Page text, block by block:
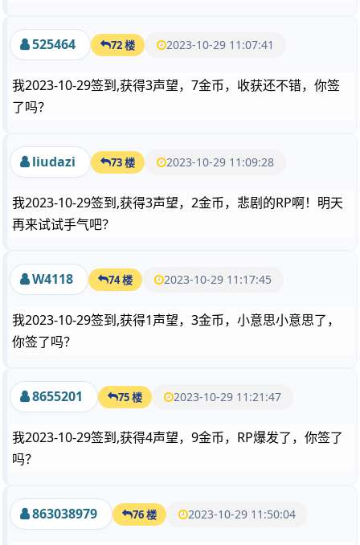
525464 72 楼 2023-10-29 11:07:41
我2023-10-29签到,获得3声望，7金币，收获还不错，你签
了吗？
liudazi 73 楼 2023-10-29 11:09:28
我2023-10-29签到,获得3声望，2金币，悲剧的RP啊！明天
再来试试手气吧？
W4118 74 楼 2023-10-29 11:17:45
我2023-10-29签到,获得1声望，3金币，小意思小意思了，
你签了吗？
8655201 75 楼 2023-10-29 11:21:47
我2023-10-29签到,获得4声望，9金币，RP爆发了，你签了
吗？
863038979 76 楼 2023-10-29 11:50:04